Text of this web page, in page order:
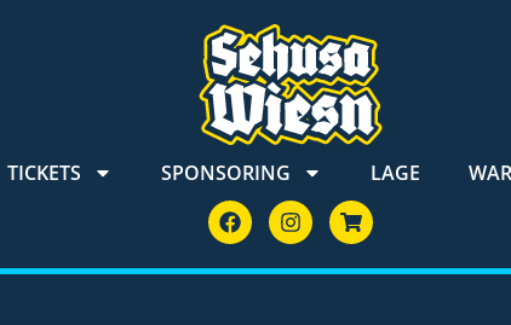
TICKETS SPONSORING LAGE